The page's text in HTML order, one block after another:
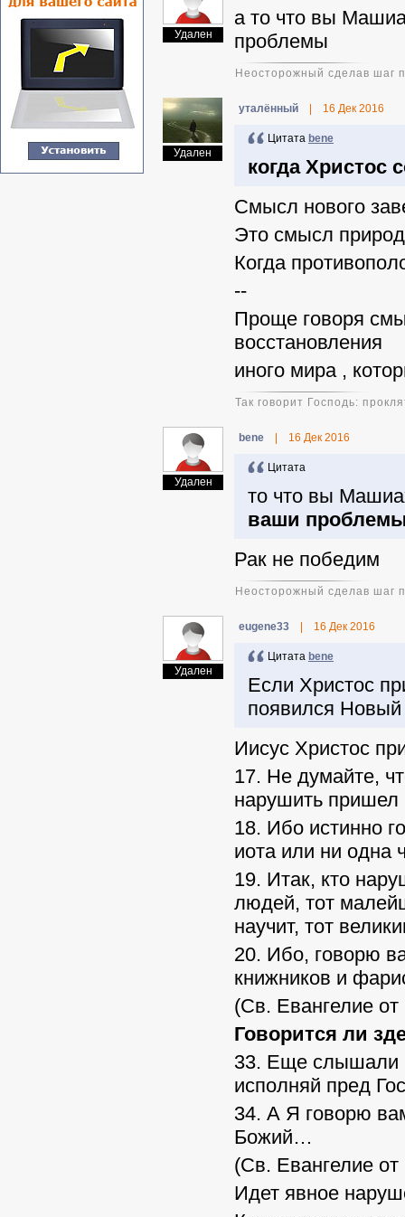
Удален
а то что вы
проблемы
Неосторожный сделав шаг
Удален
уталённый 16 Дек 2016
Цитата benе
когда Христос
Смысл нового
Это смысл
Когда
--
Проще говоря
восстановления
иного мира ,
Так говорит Господь:
Удален
benе 16 Дек 2016
Цитата
то что вы
ваши
Рак не победим
Неосторожный сделав шаг
Удален
eugene33 16 Дек 2016
Цитата benе
Если Христос
появился Новый
Иисус Христос
17. Не думайте,
нарушить пришел
18. Ибо истинно
иота или ни одна
19. Итак, кто
людей, тот
научит, тот
20. Ибо, говорю
книжников и
(Св. Евангелие
Говорится ли
33. Еще слышали
исполняй пред
34. А Я говорю
Божий…
(Св. Евангелие
Идет явное